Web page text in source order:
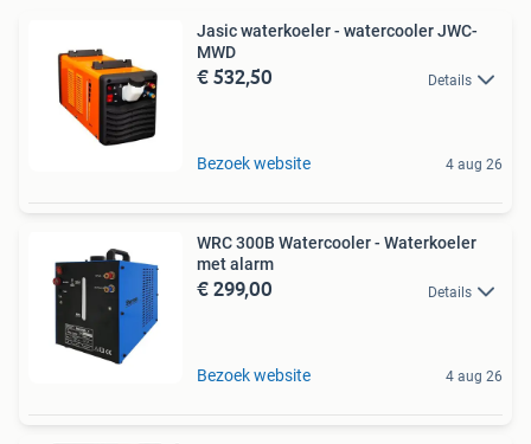
Jasic waterkoeler - watercooler JWC-
MWD
€ 532,50 Details
Bezoek website 4 aug 26
WRC 300B Watercooler - Waterkoeler
met alarm
€ 299,00 Details
Bezoek website 4 aug 26